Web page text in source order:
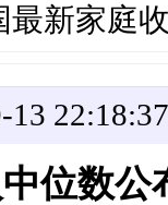
最新家庭
13 22:18:37
位数公